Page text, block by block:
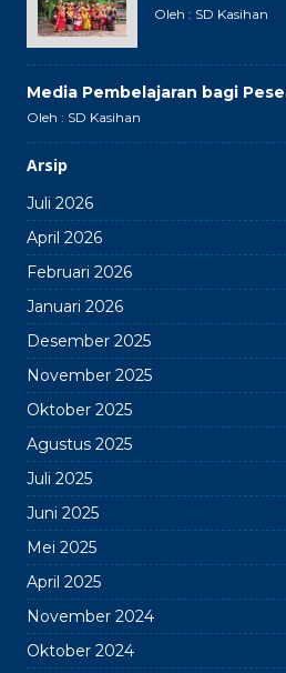
Oleh : SD Kasihan
Media Pembelajaran bagi
Oleh : SD Kasihan
Arsip
Juli 2026
April 2026
Februari 2026
Januari 2026
Desember 2025
November 2025
Oktober 2025
Agustus 2025
Juli 2025
Juni 2025
Mei 2025
April 2025
November 2024
Oktober 2024